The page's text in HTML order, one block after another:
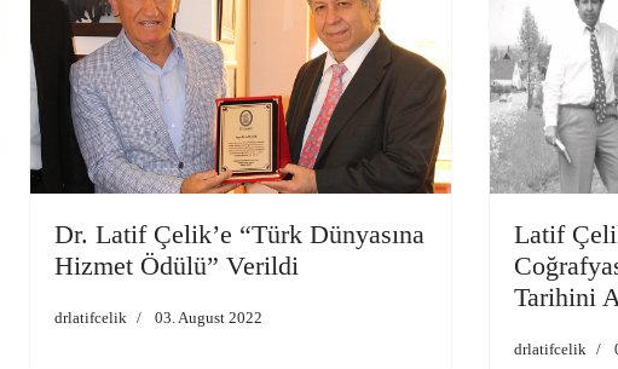
Dr. Latif Çelik’e “Türk Dünyasına
Hizmet Ödülü” Verildi
drlatifcelik 03. August 2022
Latif
Tarihini
drlatifcelik